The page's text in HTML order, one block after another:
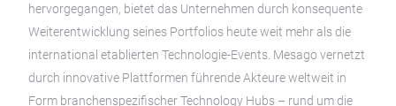
hervorgegangen, bietet das Unternehmen durch konsequente
Weiterentwicklung seines Portfolios heute weit mehr als die
international etablierten Technologie-Events. Mesago vernetzt
durch innovative Plattformen führende Akteure weltweit in
Form branchenspezifischer Technology Hubs – rund um die